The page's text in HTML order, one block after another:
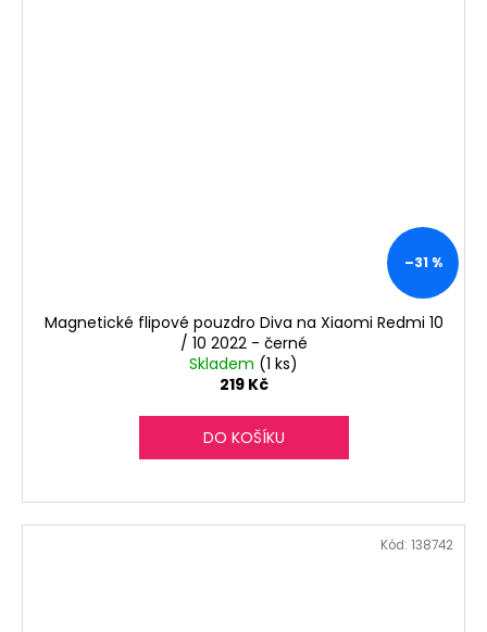
–31 %
Magnetické flipové pouzdro Diva na Xiaomi Redmi 10
/ 10 2022 - černé
Skladem (1 ks)
219 Kč
DO KOŠÍKU
Kód: 138742